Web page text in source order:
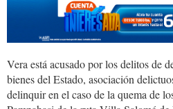
Vera está acusado por los delitos de
bienes del Estado, asociación
delinquir en el caso de la quema de